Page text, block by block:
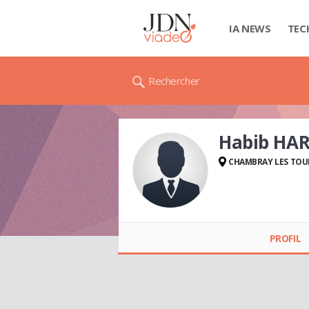
IA NEWS
Rechercher
Habib
CHAMBRAY LES
PROFIL